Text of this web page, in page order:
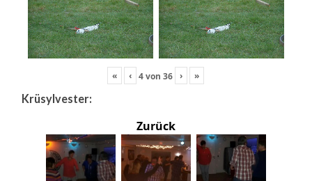
« ‹ 4von36 › »
Krüsylvester:
Zurück